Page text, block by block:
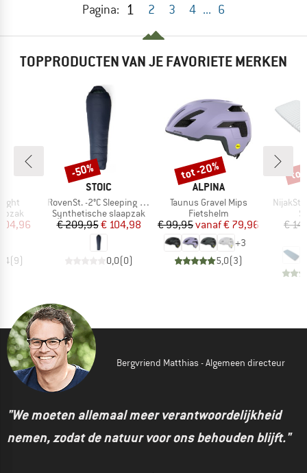
Pagina: 1 2 3 4 ... 6
TOPPRODUCTEN VAN JE FAVORIETE MERKEN
prijs
(9)
MERK
STOIC
Artikel
RovenSt. -2°C Sleeping Bag
Productgroep
Synthetische slaapzak
Prijs
€ 209,95Verlaagde prijs
€ 104,98
0,0(0)
Korting
-50%
MERK
ALPINA
Artikel
Taunus Gravel Mips
Productgroep
Fietshelm
Prijs
€ 99,95 Verlaagde prijs
vanaf€ 79,96
+3
5,0(3)
Korting
tot -20%
Artikel
NijakSt.
€
tot
Bergvriend Matthias - Algemeen directeur
"We moeten allemaal meer verantwoordelijkheid
nemen, zodat de natuur voor ons behouden blijft."